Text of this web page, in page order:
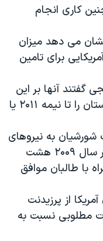
کاری انجام
می دهد میزان
برای تامین
گفتند آنها بر این
باورند که نیروهای ائتلاف باید افغانستان را تا نیمه ۲۰۱۱ یا
شورشیان به نیروهای
خارجی قابل توجیه است، این رقم در سال ۲۰۰۹ هشت
مذاکراه با طالبان موافق
از پرزیدنت
نظریات مطلوبی نسبت به